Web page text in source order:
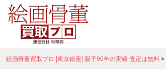
絵画骨董買取プロ |東京銀座| 親子90年の実績 査定は無料>